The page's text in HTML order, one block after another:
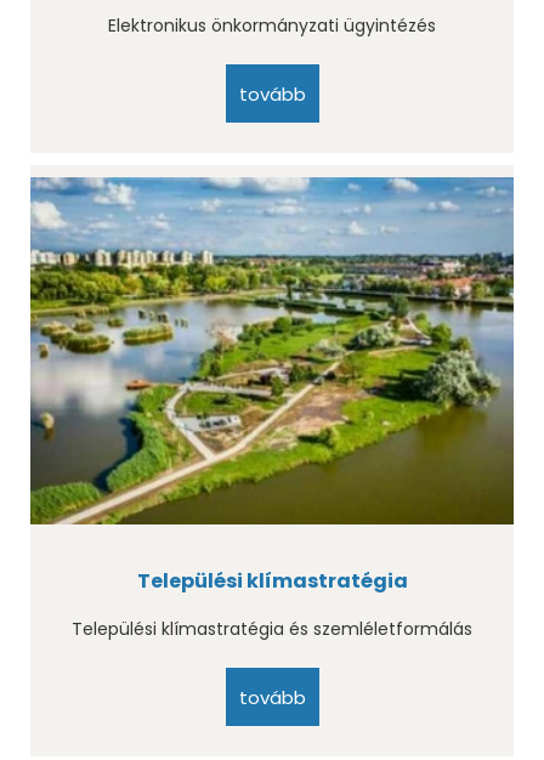
Elektronikus önkormányzati ügyintézés
tovább
Települési klímastratégia
Települési klímastratégia és szemléletformálás
tovább